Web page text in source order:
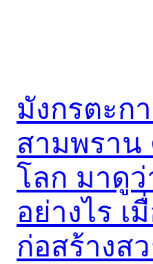
มังกรตะก
สามพราน
โลก มาดู
อย่างไร เ
ก่อสร้างส